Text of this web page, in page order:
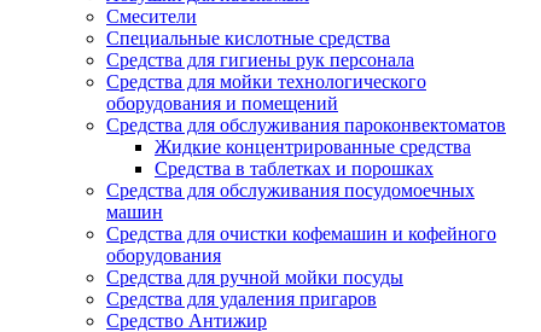
Смесители
Специальные кислотные средства
Средства для гигиены рук персонала
Средства для мойки технологического
оборудования и помещений
Средства для обслуживания пароконвектоматов
Жидкие концентрированные средства
Средства в таблетках и порошках
Средства для обслуживания посудомоечных
машин
Средства для очистки кофемашин и кофейного
оборудования
Средства для ручной мойки посуды
Средства для удаления пригаров
Средство Антижир